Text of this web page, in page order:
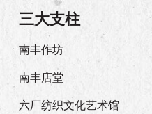
三大支柱
南丰作坊
南丰店堂
六厂纺织文化艺术馆